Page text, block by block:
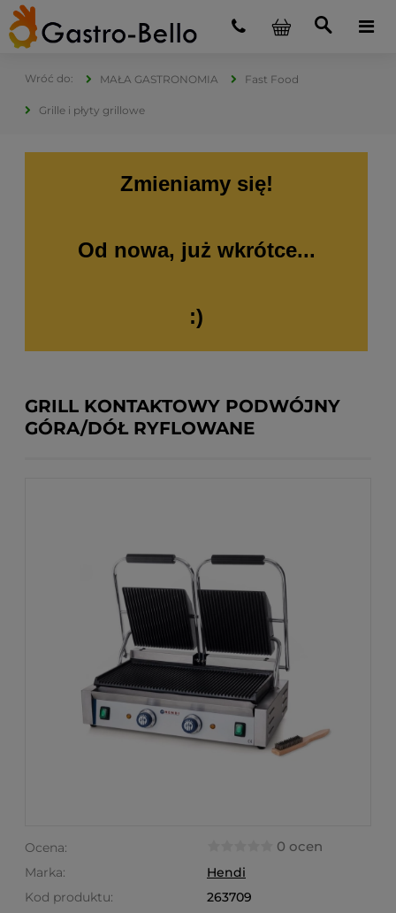
MAŁA GASTRONOMIA Fast Food
Grille i płyty grillowe
Zmieniamy się!
Od nowa, już wkrótce...
:)
GRILL KONTAKTOWY PODWÓJNY
GÓRA/DÓŁ RYFLOWANE
Ocena: 0 ocen
Marka:
Hendi
Kod produktu:
263709